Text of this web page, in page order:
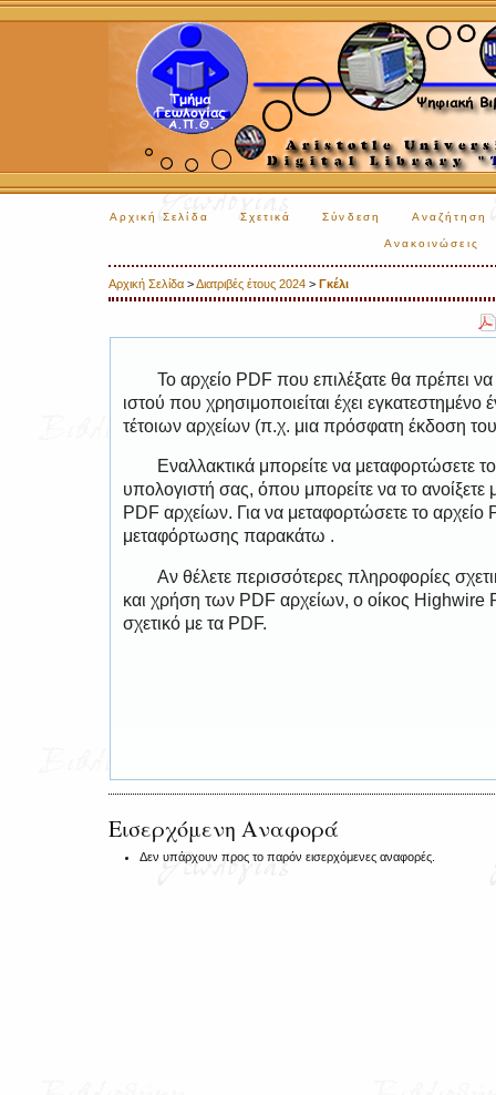
Αρχική Σελίδα Σχετικά Σύνδεση Αναζήτηση
Ανακοινώσεις
Αρχική Σελίδα >Διατριβές έτους 2024 > Γκέλι
Το αρχείο PDF που επιλέξατε θα πρέπει
ιστού που χρησιμοποιείται έχει
τέτοιων αρχείων (π.χ. μια πρόσφατη έκδοση
Εναλλακτικά μπορείτε να μεταφορτώσετε
υπολογιστή σας, όπου μπορείτε να το
PDF αρχείων. Για να μεταφορτώσετε το
μεταφόρτωσης παρακάτω .
Αν θέλετε περισσότερες πληροφορίες
και χρήση των PDF αρχείων, ο οίκος Highwire
σχετικό με τα PDF.
Εισερχόμενη Αναφορά
Δεν υπάρχουν προς το παρόν εισερχόμενες αναφορές.